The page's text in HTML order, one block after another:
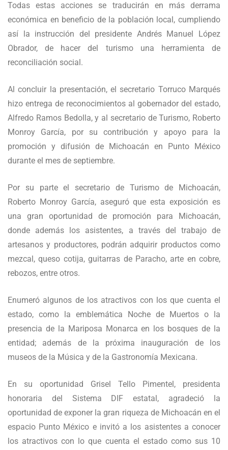
Todas estas acciones se traducirán en más derrama
económica en beneficio de la población local, cumpliendo
así la instrucción del presidente Andrés Manuel López
Obrador, de hacer del turismo una herramienta de
reconciliación social.
Al concluir la presentación, el secretario Torruco Marqués
hizo entrega de reconocimientos al gobernador del estado,
Alfredo Ramos Bedolla, y al secretario de Turismo, Roberto
Monroy García, por su contribución y apoyo para la
promoción y difusión de Michoacán en Punto México
durante el mes de septiembre.
Por su parte el secretario de Turismo de Michoacán,
Roberto Monroy García, aseguró que esta exposición es
una gran oportunidad de promoción para Michoacán,
donde además los asistentes, a través del trabajo de
artesanos y productores, podrán adquirir productos como
mezcal, queso cotija, guitarras de Paracho, arte en cobre,
rebozos, entre otros.
Enumeró algunos de los atractivos con los que cuenta el
estado, como la emblemática Noche de Muertos o la
presencia de la Mariposa Monarca en los bosques de la
entidad; además de la próxima inauguración de los
museos de la Música y de la Gastronomía Mexicana.
En su oportunidad Grisel Tello Pimentel, presidenta
honoraria del Sistema DIF estatal, agradeció la
oportunidad de exponer la gran riqueza de Michoacán en el
espacio Punto México e invitó a los asistentes a conocer
los atractivos con lo que cuenta el estado como sus 10